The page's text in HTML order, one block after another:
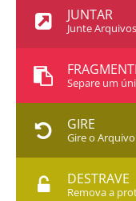
JUNTAR
Junte
Separe um
GIRE
Gire o Arquivo
DESTRAVE
Remova a